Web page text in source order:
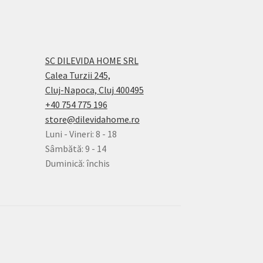
SC DILEVIDA HOME SRL
Calea Turzii 245,
Cluj-Napoca, Cluj 400495
+40 754 775 196
store@dilevidahome.ro
Luni - Vineri: 8 - 18
Sâmbătă: 9 - 14
Duminică: închis